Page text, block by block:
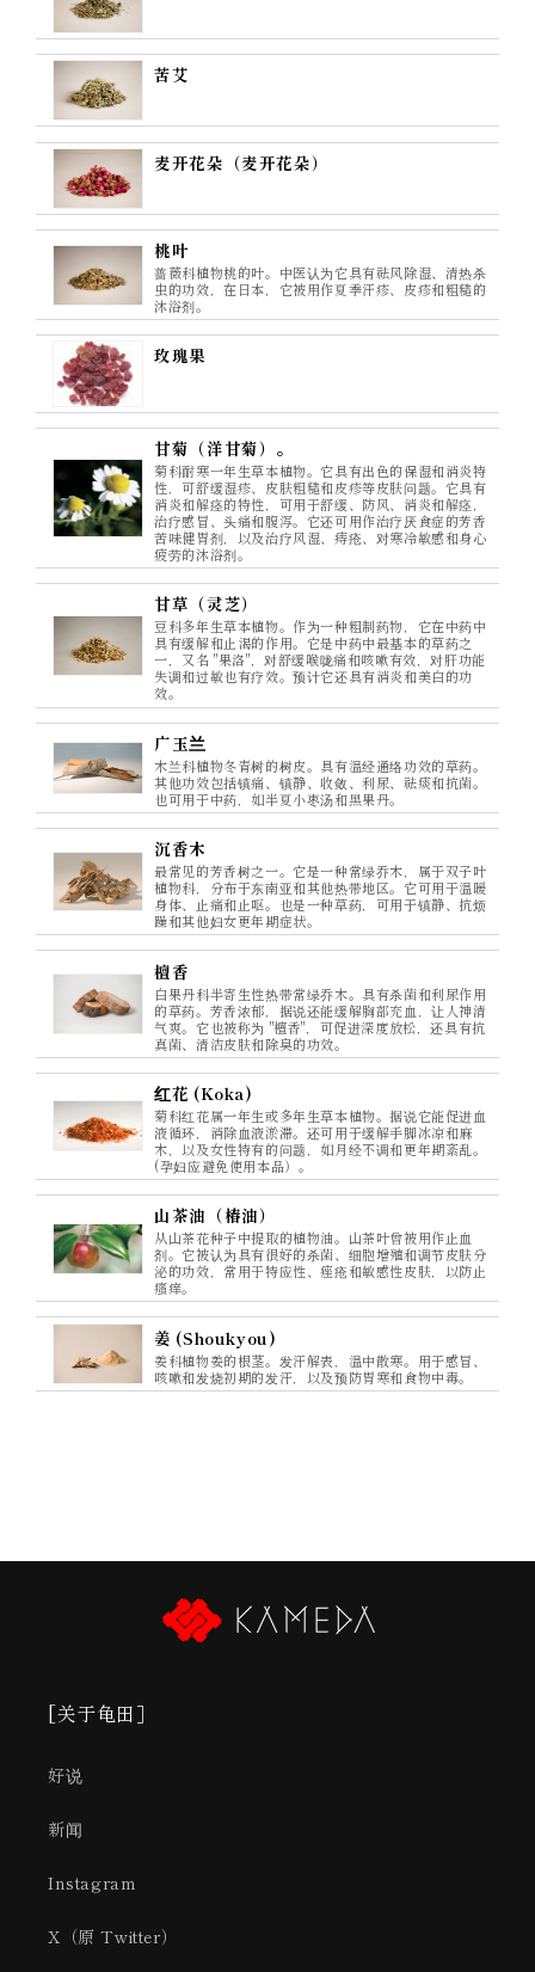
苦艾
麦开花朵（麦开花朵）
桃叶
蔷薇科植物桃的叶。中医认为它具有祛风除湿、清热杀
虫的功效，在日本，它被用作夏季汗疹、皮疹和粗糙的
沐浴剂。
玫瑰果
甘菊（洋甘菊）。
菊科耐寒一年生草本植物。它具有出色的保湿和消炎特
性，可舒缓湿疹、皮肤粗糙和皮疹等皮肤问题。它具有
消炎和解痉的特性，可用于舒缓、防风、消炎和解痉，
治疗感冒、头痛和腹泻。它还可用作治疗厌食症的芳香
苦味健胃剂，以及治疗风湿、痔疮、对寒冷敏感和身心
疲劳的沐浴剂。
甘草（灵芝）
豆科多年生草本植物。作为一种粗制药物，它在中药中
具有缓解和止渴的作用。它是中药中最基本的草药之
一，又名 "果洛"，对舒缓喉咙痛和咳嗽有效，对肝功能
失调和过敏也有疗效。预计它还具有消炎和美白的功
效。
广玉兰
木兰科植物冬青树的树皮。具有温经通络功效的草药。
其他功效包括镇痛、镇静、收敛、利尿、祛痰和抗菌。
也可用于中药，如半夏小枣汤和黑果丹。
沉香木
最常见的芳香树之一。它是一种常绿乔木，属于双子叶
植物科，分布于东南亚和其他热带地区。它可用于温暖
身体、止痛和止呕。也是一种草药，可用于镇静、抗烦
躁和其他妇女更年期症状。
檀香
白果丹科半寄生性热带常绿乔木。具有杀菌和利尿作用
的草药。芳香浓郁，据说还能缓解胸部充血，让人神清
气爽。它也被称为 "檀香"，可促进深度放松，还具有抗
真菌、清洁皮肤和除臭的功效。
红花 (Koka)
菊科红花属一年生或多年生草本植物。据说它能促进血
液循环，消除血液淤滞。还可用于缓解手脚冰凉和麻
木，以及女性特有的问题，如月经不调和更年期紊乱。
(孕妇应避免使用本品）。
山茶油（椿油）
从山茶花种子中提取的植物油。山茶叶曾被用作止血
剂。它被认为具有很好的杀菌、细胞增殖和调节皮肤分
泌的功效，常用于特应性、痤疮和敏感性皮肤，以防止
瘙痒。
姜 (Shoukyou)
姜科植物姜的根茎。发汗解表，温中散寒。用于感冒、
咳嗽和发烧初期的发汗，以及预防胃寒和食物中毒。
[关于龟田］
好说
新闻
Instagram
X（原 Twitter）